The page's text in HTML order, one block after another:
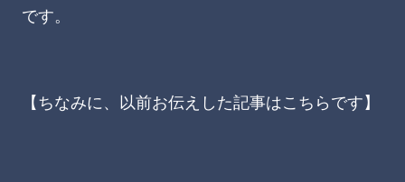
です。
【ちなみに、以前お伝えした記事はこちらです】